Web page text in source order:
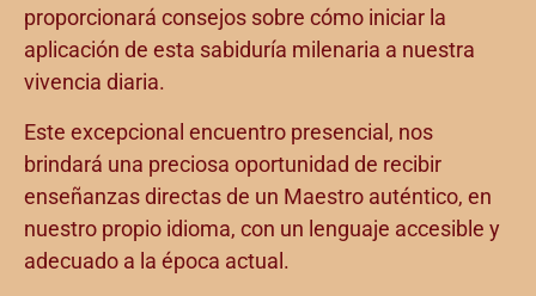
proporcionará consejos sobre cómo iniciar la
aplicación de esta sabiduría milenaria a nuestra
vivencia diaria.
Este excepcional encuentro presencial, nos
brindará una preciosa oportunidad de recibir
enseñanzas directas de un Maestro auténtico, en
nuestro propio idioma, con un lenguaje accesible y
adecuado a la época actual.